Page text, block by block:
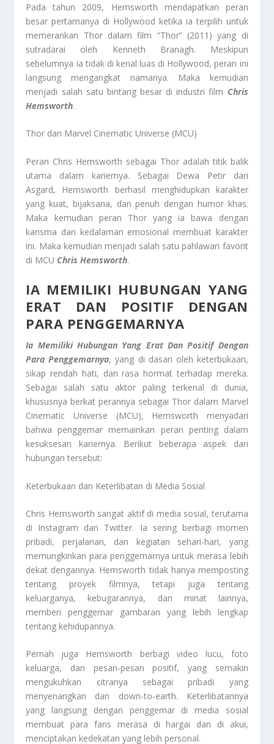
Pada tahun 2009, Hemsworth mendapatkan peran
besar pertamanya di Hollywood ketika ia terpilih untuk
memerankan Thor dalam film “Thor” (2011) yang di
sutradarai oleh Kenneth Branagh. Meskipun
sebelumnya ia tidak di kenal luas di Hollywood, peran ini
langsung mengangkat namanya. Maka kemudian
menjadi salah satu bintang besar di industri film Chris
Hemsworth.
Thor dan Marvel Cinematic Universe (MCU)
Peran Chris Hemsworth sebagai Thor adalah titik balik
utama dalam kariernya. Sebagai Dewa Petir dari
Asgard, Hemsworth berhasil menghidupkan karakter
yang kuat, bijaksana, dan penuh dengan humor khas.
Maka kemudian peran Thor yang ia bawa dengan
karisma dan kedalaman emosional membuat karakter
ini. Maka kemudian menjadi salah satu pahlawan favorit
di MCU Chris Hemsworth.
IA MEMILIKI HUBUNGAN YANG
ERAT DAN POSITIF DENGAN
PARA PENGGEMARNYA
Ia Memiliki Hubungan Yang Erat Dan Positif Dengan
Para Penggemarnya, yang di dasari oleh keterbukaan,
sikap rendah hati, dan rasa hormat terhadap mereka.
Sebagai salah satu aktor paling terkenal di dunia,
khususnya berkat perannya sebagai Thor dalam Marvel
Cinematic Universe (MCU), Hemsworth menyadari
bahwa penggemar memainkan peran penting dalam
kesuksesan kariernya. Berikut beberapa aspek dari
hubungan tersebut:
Keterbukaan dan Keterlibatan di Media Sosial
Chris Hemsworth sangat aktif di media sosial, terutama
di Instagram dan Twitter. Ia sering berbagi momen
pribadi, perjalanan, dan kegiatan sehari-hari, yang
memungkinkan para penggemarnya untuk merasa lebih
dekat dengannya. Hemsworth tidak hanya memposting
tentang proyek filmnya, tetapi juga tentang
keluarganya, kebugarannya, dan minat lainnya,
memberi penggemar gambaran yang lebih lengkap
tentang kehidupannya.
Pernah juga Hemsworth berbagi video lucu, foto
keluarga, dan pesan-pesan positif, yang semakin
mengukuhkan citranya sebagai pribadi yang
menyenangkan dan down-to-earth. Keterlibatannya
yang langsung dengan penggemar di media sosial
membuat para fans merasa di hargai dan di akui,
menciptakan kedekatan yang lebih personal.